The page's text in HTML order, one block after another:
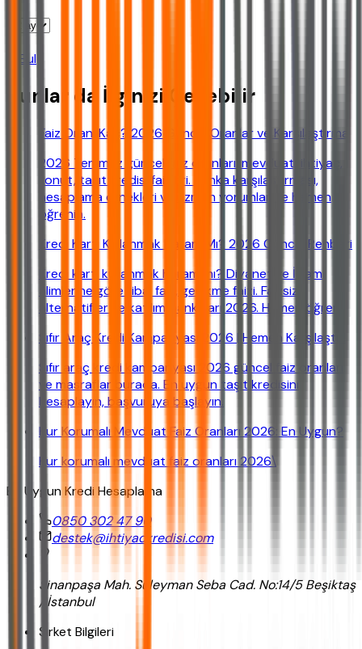
Bul
Bunlar da İlginizi Çekebilir
Faiz Oranı Kaç? 2026 Güncel Oranlar ve Karşılaştırma
2026 Temmuz güncel faiz oranları: mevduat, ihtiyaç,
konut, taşıt kredisi faizleri. Banka karşılaştırması,
hesaplama örnekleri ve uzman yorumları ile hemen
öğrenin.
Kredi Kartı Kullanmak Haram Mı? 2026 Güncel Rehberi
Kredi kartı kullanmak haram mı? Diyanet ve İslam
alimlerine göre riba, faiz, gecikme faizi. Faizsiz
alternatifler ve katılım bankaları 2026. Hemen öğren.
Sıfır Araç Kredi Kampanyası 2026 | Hemen Karşılaştır!
Sıfır araç kredi kampanyası 2026 güncel faiz oranları
ve masraflar burada. En uygun taşıt kredisini
hesaplayın, başvuruya başlayın.
Kur Korumalı Mevduat Faiz Oranları 2026: En Uygun?
Kur korumalı mevduat faiz oranları 2026\
En Uygun Kredi Hesaplama
0850 302 47 90
destek@ihtiyackredisi.com
Sinanpaşa Mah. Süleyman Seba Cad. No:14/5 Beşiktaş
/ İstanbul
Şirket Bilgileri